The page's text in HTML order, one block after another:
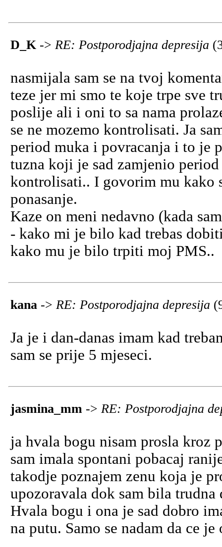
D_K -> RE: Postporodjajna depresija
nasmijala sam se na tvoj
teze jer mi smo te koje trpe sve
poslije ali i oni to sa nama
se ne mozemo kontrolisati. Ja
period muka i povracanja i to je
tuzna koji je sad zamjenio
kontrolisati.. I govorim mu kako
ponasanje.
Kaze on meni nedavno (kada
- kako mi je bilo kad trebas
kako mu je bilo trpiti moj PMS..
kana -> RE: Postporodjajna depresija
Ja je i dan-danas imam kad
sam se prije 5 mjeseci.
jasmina_mm -> RE: Postporodjajna
ja hvala bogu nisam prosla kroz
sam imala spontani pobacaj
takodje poznajem zenu koja je
upozoravala dok sam bila
Hvala bogu i ona je sad dobro
na putu. Samo se nadam da ce